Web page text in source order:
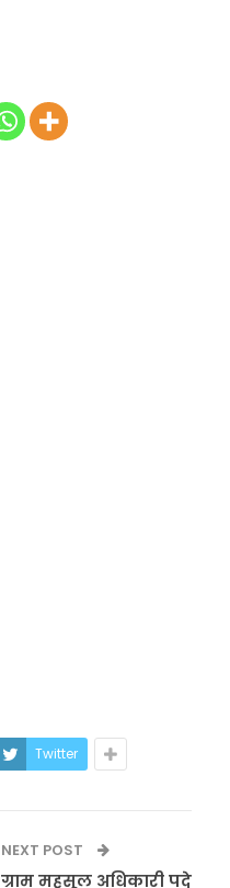
Twitter
NEXT POST
ग्राम महसूल अधिकारी पदे